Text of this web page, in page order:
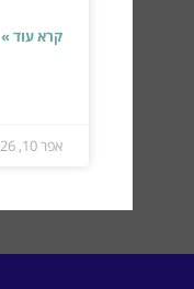
קרא עוד »
אפר 10, 2026